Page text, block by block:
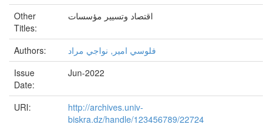
Other
Titles:
اقتصاد وتسيير مؤسسات
Authors:
فلوسي امير, نواجي مراد
Issue
Date:
Jun-2022
URI:
http://archives.univ-
biskra.dz/handle/123456789/22724